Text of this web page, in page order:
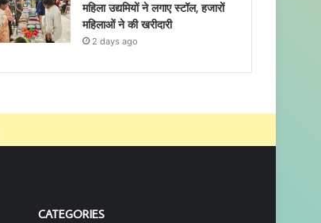
महिला उद्यमियों ने लगाए स्टॉल, हजारों
महिलाओं ने की खरीदारी
2 days ago
CATEGORIES